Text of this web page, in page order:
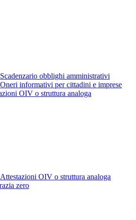
Scadenzario obblighi amministrativi
Oneri informativi per cittadini e imprese
OIV o struttura analoga
Attestazioni OIV o struttura analoga
zero